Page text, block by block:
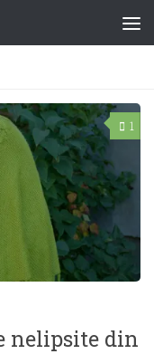
1
nelipsite din